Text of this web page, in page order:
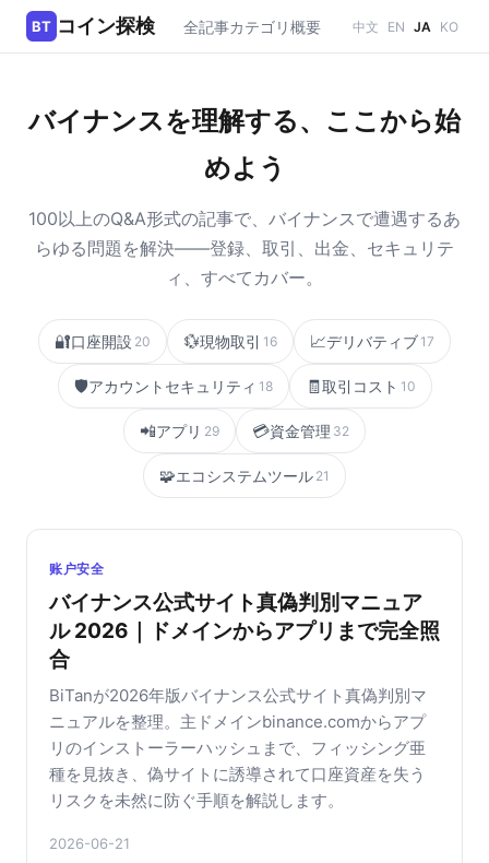
BT コイン探検 全記事カテゴリ概要 中文 EN JA KO
バイナンスを理解する、ここから始
めよう
100以上のQ&A形式の記事で、バイナンスで遭遇するあ
らゆる問題を解決——登録、取引、出金、セキュリテ
ィ、すべてカバー。
🔐口座開設 20 💱現物取引 16 📈デリバティブ 17
🛡️アカウントセキュリティ 18 🧾取引コスト 10
📲アプリ 29 💳資金管理 32
🧩エコシステムツール 21
账户安全
バイナンス公式サイト真偽判別マニュア
ル 2026｜ドメインからアプリまで完全照
合
BiTanが2026年版バイナンス公式サイト真偽判別マ
ニュアルを整理。主ドメインbinance.comからアプ
リのインストーラーハッシュまで、フィッシング亜
種を見抜き、偽サイトに誘導されて口座資産を失う
リスクを未然に防ぐ手順を解説します。
2026-06-21